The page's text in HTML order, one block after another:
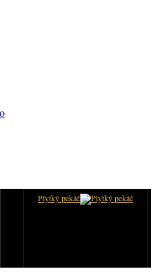
Plytký pekáč